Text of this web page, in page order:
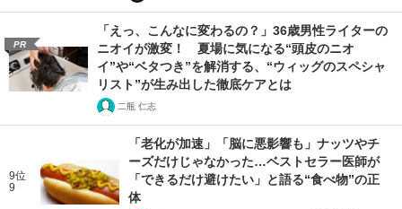
PR
「えっ、こんなに変わるの？」36歳男性ライターの
ニオイが激変！ 夏場に気になる“頭皮のニオ
イ”や“ベタつき”を解消する、“ウィッグのスペシャ
リスト”が生み出した徹底ケアとは
二瓶 仁志
9位
9
「老化が加速」「脳に悪影響も」ナッツやチ
ーズだけじゃなかった…ベストセラー医師が
「できるだけ避けたい」と語る“食べ物”の正
体